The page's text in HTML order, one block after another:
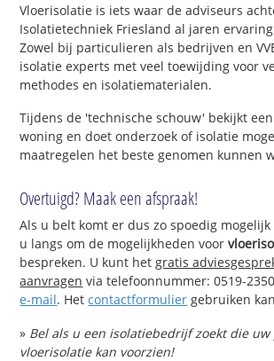
Vloerisolatie is iets waar de adviseurs
Isolatietechniek Friesland al jaren
Zowel bij particulieren als bedrijven en
isolatie experts met veel toewijding voor
methodes en isolatiematerialen.
Tijdens de 'technische schouw' bekijkt
woning en doet onderzoek of isolatie
maatregelen het beste genomen kunnen
Overtuigd? Maak een afspraak!
Als u belt komt er dus zo spoedig
u langs om de mogelijkheden voor
bespreken. U kunt hetgratis
aanvragen via telefoonnummer: 0519-
e-mail. Hetcontactformulier gebruiken
» Bel als u een isolatiebedrijf zoekt die uw
vloerisolatie kan voorzien!